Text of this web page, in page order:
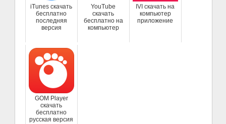
iTunes скачать
бесплатно
последняя
версия
YouTube
скачать
бесплатно на
компьютер
IVI скачать на
компьютер
приложение
GOM Player
скачать
бесплатно
русская версия